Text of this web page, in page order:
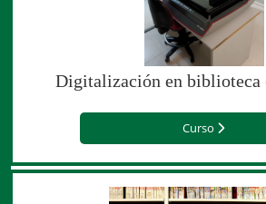
Digitalización en biblioteca
Curso